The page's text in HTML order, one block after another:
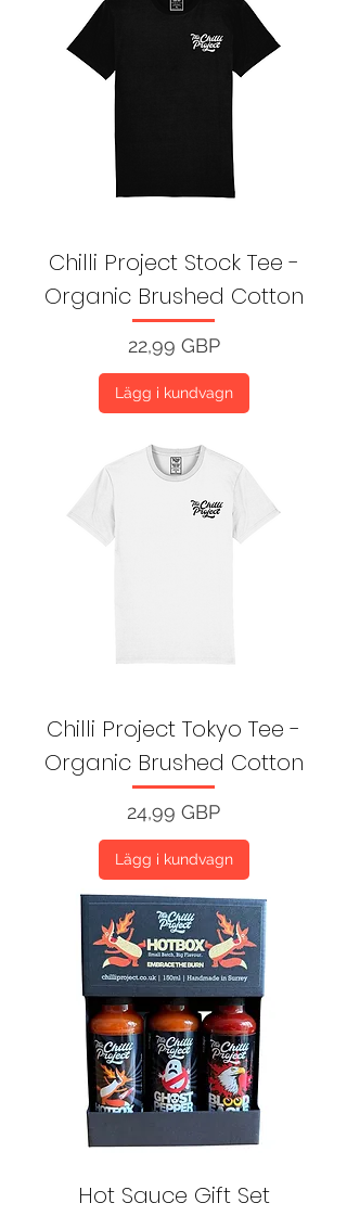
Chilli Project Stock Tee -
Organic Brushed Cotton
Pris
22,99 GBP
Lägg i kundvagn
Chilli Project Tokyo Tee -
Organic Brushed Cotton
Pris
24,99 GBP
Lägg i kundvagn
Hot Sauce Gift Set